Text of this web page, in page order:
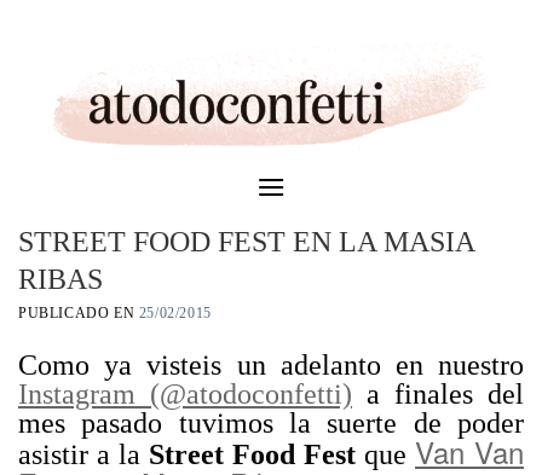
STREET FOOD FEST EN LA MASIA
RIBAS
PUBLICADO EN 25/02/2015
Como ya visteis un adelanto en nuestro
Instagram (@atodoconfetti) a finales del
mes pasado tuvimos la suerte de poder
asistir a la Street Food Fest que Van Van